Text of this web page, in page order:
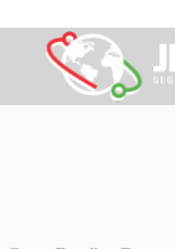
para
conteúdo